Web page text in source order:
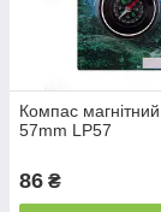
Компас
57mm LP57
86 ₴